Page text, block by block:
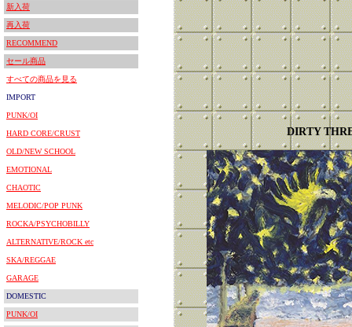
新入荷
再入荷
RECOMMEND
セール商品
すべての商品を見る
IMPORT
PUNK/OI
HARD CORE/CRUST
OLD/NEW SCHOOL
EMOTIONAL
CHAOTIC
MELODIC/POP PUNK
ROCKA/PSYCHOBILLY
ALTERNATIVE/ROCK etc
SKA/REGGAE
GARAGE
DOMESTIC
PUNK/OI
DIRTY